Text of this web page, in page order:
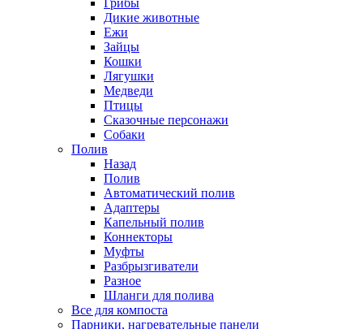
Грибы
Дикие животные
Ежи
Зайцы
Кошки
Лягушки
Медведи
Птицы
Сказочные персонажи
Собаки
Полив
Назад
Полив
Автоматический полив
Адаптеры
Капельный полив
Коннекторы
Муфты
Разбрызгиватели
Разное
Шланги для полива
Все для компоста
Парники, нагревательные панели